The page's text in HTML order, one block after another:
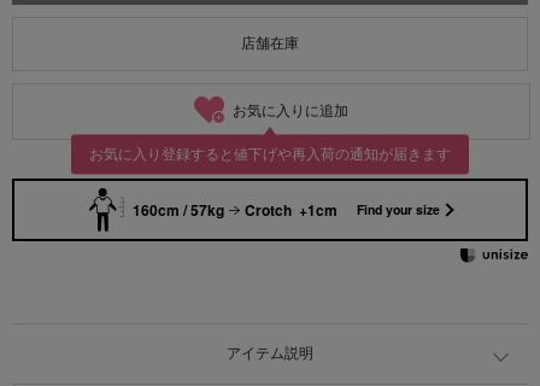
店舗在庫
お気に入りに追加
お気に入り登録すると値下げや再入荷の通知が届きます
160cm / 57kg Crotch +1cm Find your size
アイテム説明